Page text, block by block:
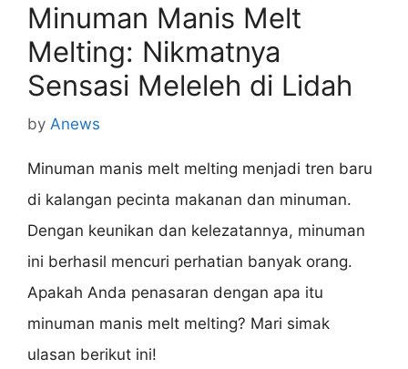
Minuman Manis Melt
Melting: Nikmatnya
Sensasi Meleleh di Lidah
by Anews
Minuman manis melt melting menjadi tren baru
di kalangan pecinta makanan dan minuman.
Dengan keunikan dan kelezatannya, minuman
ini berhasil mencuri perhatian banyak orang.
Apakah Anda penasaran dengan apa itu
minuman manis melt melting? Mari simak
ulasan berikut ini!